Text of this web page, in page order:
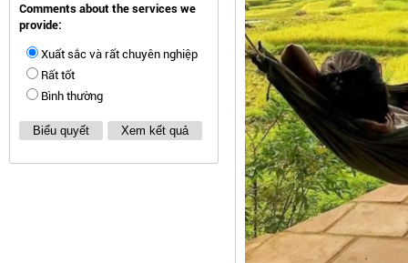
Comments about the services we
provide:
Xuất sắc và rất chuyên nghiệp
Rất tốt
Bình thường
Biểu quyết Xem kết quả